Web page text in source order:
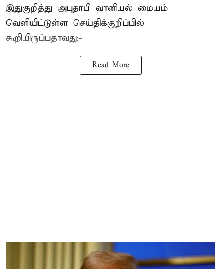
இதுகுறித்து அபுதாபி வானியல் மையம்
வெளியிட்டுள்ள செய்திக்குறிப்பில்
கூறியிருப்பதாவது:-
Read More